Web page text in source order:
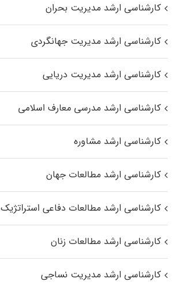
کارشناسی ارشد مدیریت بحران
کارشناسی ارشد مدیریت جهانگردی
کارشناسی ارشد مدیریت دریایی
کارشناسی ارشد مدرسی معارف اسلامی
کارشناسی ارشد مشاوره
کارشناسی ارشد مطالعات جهان
کارشناسی ارشد مطالعات دفاعی استراتژیک
کارشناسی ارشد مطالعات زنان
کارشناسی ارشد مدیریت نساجی